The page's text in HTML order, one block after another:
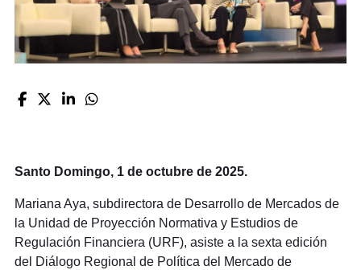
Santo Domingo, 1 de octubre de 2025.
Mariana Aya, subdirectora de Desarrollo de Mercados de
la Unidad de Proyección Normativa y Estudios de
Regulación Financiera (URF), asiste a la sexta edición
del Diálogo Regional de Política del Mercado de